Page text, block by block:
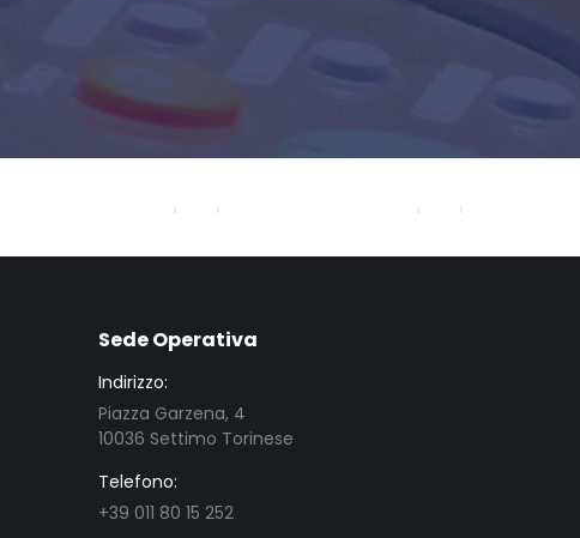
Sede Operativa
Indirizzo:
Piazza Garzena, 4
10036 Settimo Torinese
Telefono:
+39 011 80 15 252